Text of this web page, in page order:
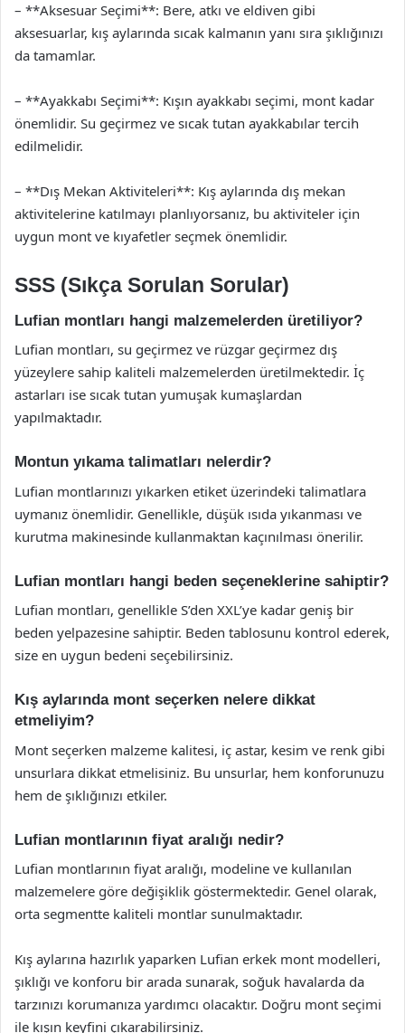
– **Aksesuar Seçimi**: Bere, atkı ve eldiven gibi
aksesuarlar, kış aylarında sıcak kalmanın yanı sıra şıklığınızı
da tamamlar.
– **Ayakkabı Seçimi**: Kışın ayakkabı seçimi, mont kadar
önemlidir. Su geçirmez ve sıcak tutan ayakkabılar tercih
edilmelidir.
– **Dış Mekan Aktiviteleri**: Kış aylarında dış mekan
aktivitelerine katılmayı planlıyorsanız, bu aktiviteler için
uygun mont ve kıyafetler seçmek önemlidir.
SSS (Sıkça Sorulan Sorular)
Lufian montları hangi malzemelerden üretiliyor?
Lufian montları, su geçirmez ve rüzgar geçirmez dış
yüzeylere sahip kaliteli malzemelerden üretilmektedir. İç
astarları ise sıcak tutan yumuşak kumaşlardan
yapılmaktadır.
Montun yıkama talimatları nelerdir?
Lufian montlarınızı yıkarken etiket üzerindeki talimatlara
uymanız önemlidir. Genellikle, düşük ısıda yıkanması ve
kurutma makinesinde kullanmaktan kaçınılması önerilir.
Lufian montları hangi beden seçeneklerine sahiptir?
Lufian montları, genellikle S’den XXL’ye kadar geniş bir
beden yelpazesine sahiptir. Beden tablosunu kontrol ederek,
size en uygun bedeni seçebilirsiniz.
Kış aylarında mont seçerken nelere dikkat
etmeliyim?
Mont seçerken malzeme kalitesi, iç astar, kesim ve renk gibi
unsurlara dikkat etmelisiniz. Bu unsurlar, hem konforunuzu
hem de şıklığınızı etkiler.
Lufian montlarının fiyat aralığı nedir?
Lufian montlarının fiyat aralığı, modeline ve kullanılan
malzemelere göre değişiklik göstermektedir. Genel olarak,
orta segmentte kaliteli montlar sunulmaktadır.
Kış aylarına hazırlık yaparken Lufian erkek mont modelleri,
şıklığı ve konforu bir arada sunarak, soğuk havalarda da
tarzınızı korumanıza yardımcı olacaktır. Doğru mont seçimi
ile kışın keyfini çıkarabilirsiniz.